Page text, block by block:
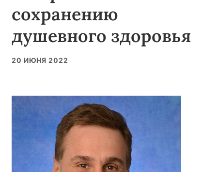
сохранению
душевного здоровья
20 ИЮНЯ 2022